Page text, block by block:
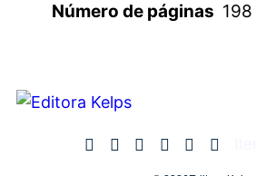
Número de páginas 198